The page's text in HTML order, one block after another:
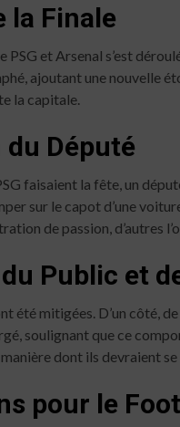
la Finale
et Arsenal s’est
ajoutant une nouvelle
la capitale.
du Député
faisaient la fête, un
sur le capot d’une
de passion, d’autres
Public et
été mitigées. D’un côté,
soulignant que ce
dont ils devraient
pour le